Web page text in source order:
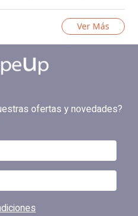
Ver Más
ofertas y novedades?